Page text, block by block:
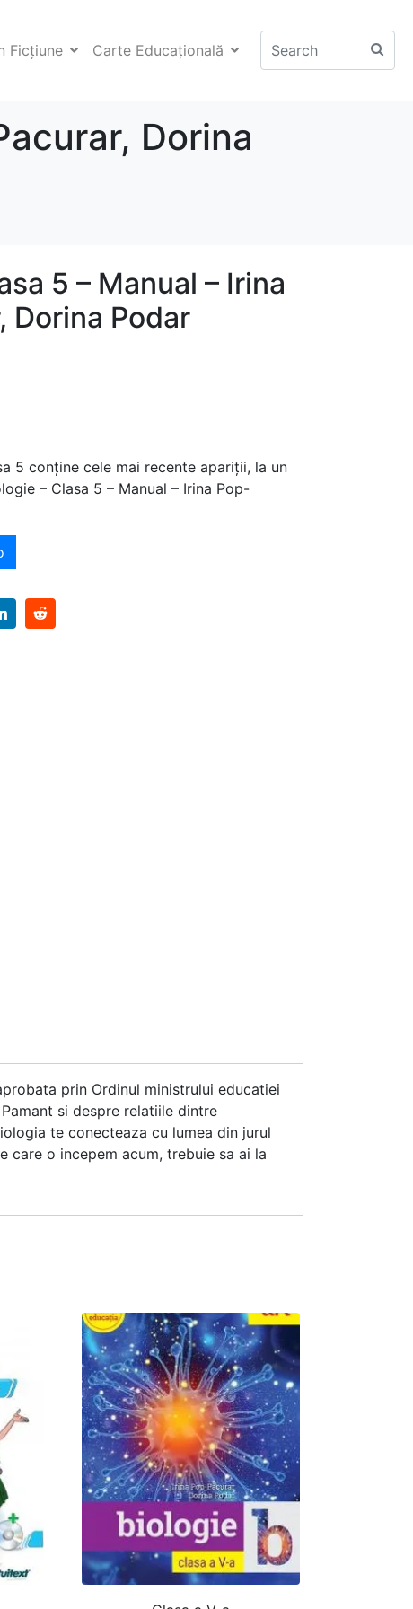
Ficţiune Carte Educaţională
Dorina
5 – Manual – Irina
Dorina Podar
5 conține cele mai recente apariții, la un
– Clasa 5 – Manual – Irina Pop-
prin Ordinul ministrului educatiei
si despre relatiile dintre
te conecteaza cu lumea din jurul
care o incepem acum, trebuie sa ai la